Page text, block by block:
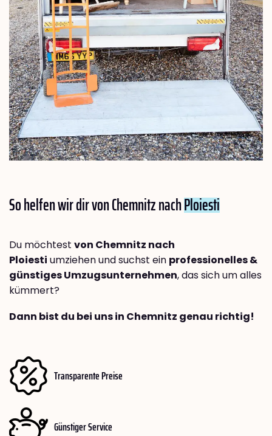
So helfen wir dir von Chemnitz nachPloiesti
Du möchtest von Chemnitz nach
Ploiesti umziehen und suchst ein professionelles &
günstiges Umzugsunternehmen, das sich um alles
kümmert?
Dann bist du bei uns in Chemnitz genau richtig!
Transparente Preise
Günstiger Service